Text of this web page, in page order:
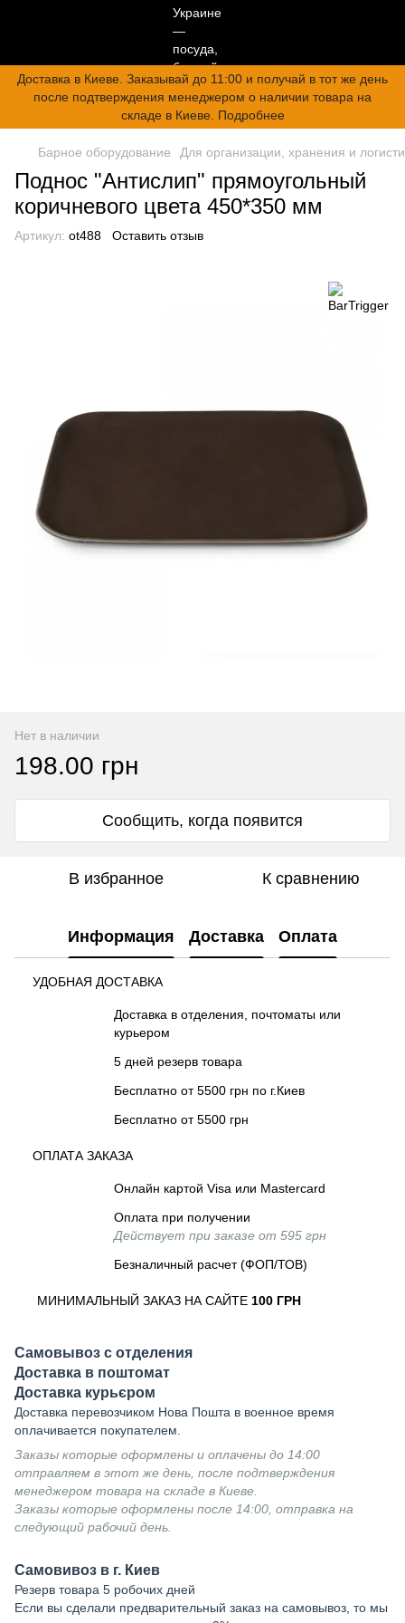
Доставка в Киеве. Заказывай до 11:00 и получай в тот же день
после подтверждения менеджером о наличии товара на
складе в Киеве. Подробнее
Барное оборудование Для организации, хранения и
Поднос "Антислип" прямоугольный
коричневого цвета 450*350 мм
Артикул: ot488 Оставить отзыв
Нет в наличии
198.00 грн
Сообщить, когда появится
В избранное К сравнению
Информация Доставка Оплата
УДОБНАЯ ДОСТАВКА
Доставка в отделения, почтоматы или
курьером
5 дней резерв товара
Бесплатно от 5500 грн по г.Киев
Бесплатно от 5500 грн
ОПЛАТА ЗАКАЗА
Онлайн картой Visa или Mastercard
Оплата при получении
Действует при заказе от 595 грн
Безналичный расчет (ФОП/ТОВ)
МИНИМАЛЬНЫЙ ЗАКАЗ НА САЙТЕ 100 ГРН
Самовывоз с отделения
Доставка в поштомат
Доставка курьєром
Доставка перевозчиком Нова Пошта в военное время
оплачивается покупателем.
Заказы которые оформлены и оплачены до 14:00
отправляем в этот же день, после подтверждения
менеджером товара на складе в Киеве.
Заказы которые оформлены после 14:00, отправка на
следующий рабочий день.
Самовивоз в г. Киев
Резерв товара 5 робочих дней
Если вы сделали предварительный заказ на самовывоз, то мы